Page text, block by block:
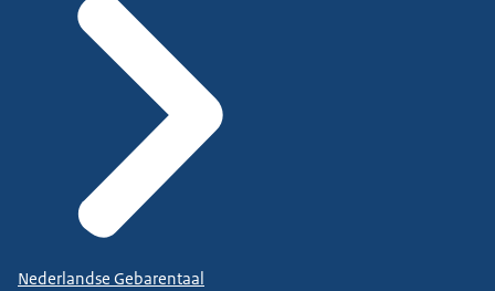
Nederlandse Gebarentaal